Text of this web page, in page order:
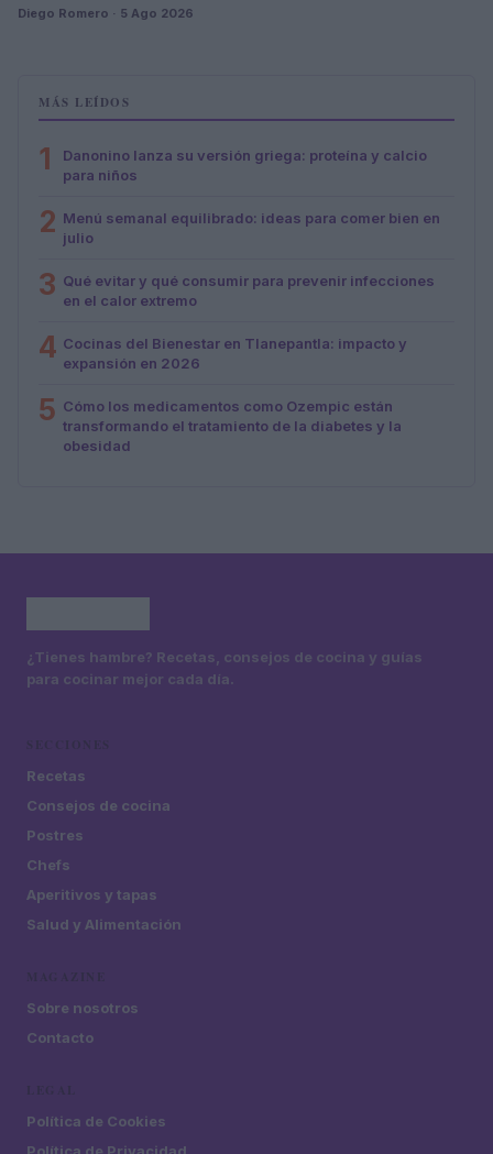
Diego Romero · 5 Ago 2026
MÁS LEÍDOS
1
Danonino lanza su versión griega: proteína y calcio
para niños
2 Menú semanal equilibrado: ideas para comer bien en
julio
3 Qué evitar y qué consumir para prevenir infecciones
en el calor extremo
4 Cocinas del Bienestar en Tlanepantla: impacto y
expansión en 2026
5 Cómo los medicamentos como Ozempic están
transformando el tratamiento de la diabetes y la
obesidad
¿Tienes hambre? Recetas, consejos de cocina y guías
para cocinar mejor cada día.
Recetas
Consejos de cocina
Postres
Chefs
Aperitivos y tapas
Salud y Alimentación
Sobre nosotros
Contacto
Política de Cookies
Política de Privacidad